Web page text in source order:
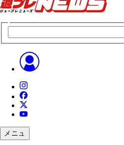
メニュ